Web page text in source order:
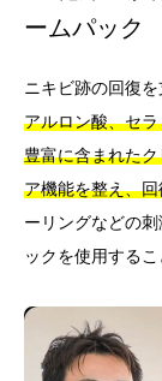
ームパック
ニキビ跡の回復
アルロン酸、セ
豊富に含まれた
ア機能を整え、
ーリングなどの
ックを使用するこ